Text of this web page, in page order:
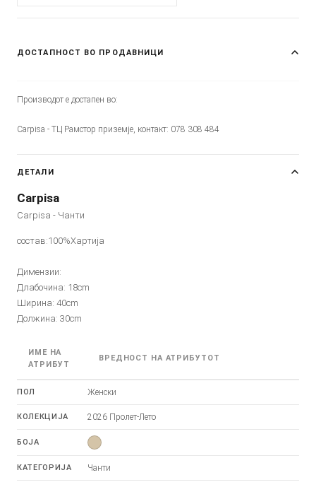
ДОСТАПНОСТ ВО ПРОДАВНИЦИ
Производот е достапен во:
Carpisa - ТЦ Рамстор приземје, контакт: 078 308 484
ДЕТАЛИ
Carpisa
Carpisa - Чанти
состав:100%Хартија
Димензии:
Длабочина: 18cm
Ширина: 40cm
Должина: 30cm
ИМЕ НА
АТРИБУТ
ВРЕДНОСТ НА АТРИБУТОТ
ПОЛ Женски
КОЛЕКЦИЈА 2026 Пролет-Лето
БОЈА
КАТЕГОРИЈА Чанти